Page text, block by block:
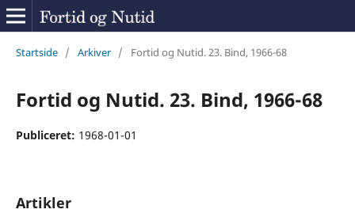
Startside / Arkiver / Fortid og Nutid. 23. Bind, 1966-68
Fortid og Nutid. 23. Bind, 1966-68
Publiceret: 1968-01-01
Artikler